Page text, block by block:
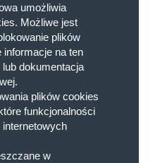
umożliwia
Możliwe jest
plików
informacje na ten
dokumentacja
plików cookies
funkcjonalności
w